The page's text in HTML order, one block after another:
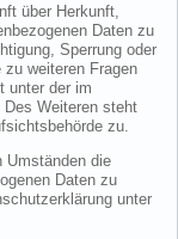
über Herkunft,
Daten zu
Sperrung oder
weiteren Fragen
unter der im
Des Weiteren steht
zu.
Umständen die
Daten zu
unter